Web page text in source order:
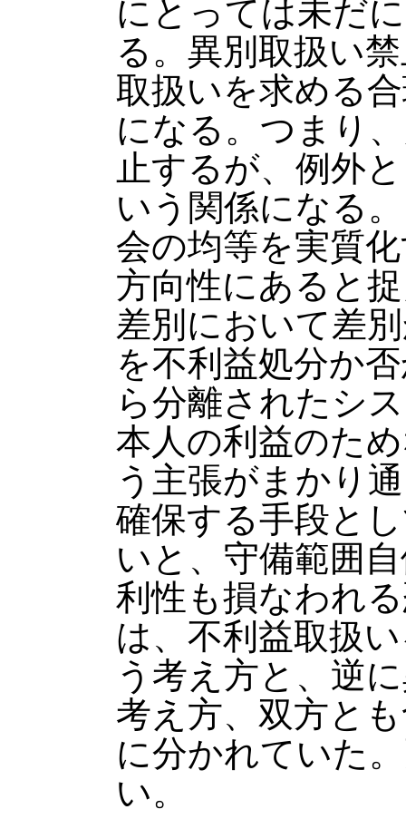
にとっては未だ
る。異別取扱い
取扱いを求める
になる。つまり
止するが、例外
いう関係になる
会の均等を実質
方向性にあると
差別において差
を不利益処分か
ら分離されたシ
本人の利益のた
う主張がまかり
確保する手段と
いと、守備範囲
利性も損なわれ
は、不利益取扱
う考え方と、逆
考え方、双方と
に分かれていた
い。